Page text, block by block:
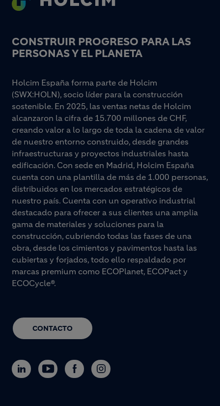
CONSTRUIR PROGRESO PARA LAS
PERSONAS Y EL PLANETA
CONTACTO
Holcim España forma parte de Holcim
(SWX:HOLN), socio líder para la construcción
sostenible. En 2025, las ventas netas de Holcim
alcanzaron la cifra de 15.700 millones de CHF,
creando valor a lo largo de toda la cadena de valor
de nuestro entorno construido, desde grandes
infraestructuras y proyectos industriales hasta
edificación. Con sede en Madrid, Holcim España
cuenta con una plantilla de más de 1.000 personas,
distribuidos en los mercados estratégicos de
nuestro país. Cuenta con un operativo industrial
destacado para ofrecer a sus clientes una amplia
gama de materiales y soluciones para la
construcción, cubriendo todas las fases de una
obra, desde los cimientos y pavimentos hasta las
cubiertas y forjados, todo ello respaldado por
marcas premium como ECOPlanet, ECOPact y
ECOCycle®.